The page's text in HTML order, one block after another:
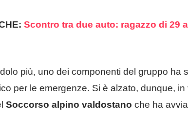
Scontro tra due auto: ragazzo di 29
più, uno dei componenti del gruppo ha
per le emergenze. Si è alzato, dunque,
Soccorso alpino valdostano che ha